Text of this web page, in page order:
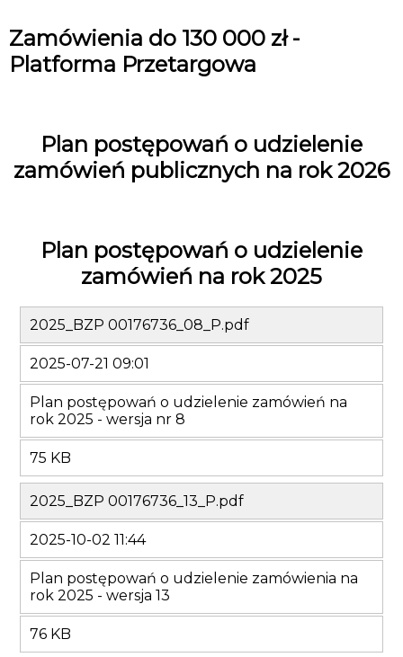
Zamówienia do 130 000 zł -
Platforma Przetargowa
Plan postępowań o udzielenie
zamówień publicznych na rok 2026
Plan postępowań o udzielenie
zamówień na rok 2025
2025_BZP 00176736_08_P.pdf
2025-07-21 09:01
Plan postępowań o udzielenie zamówień na
rok 2025 - wersja nr 8
75 KB
2025_BZP 00176736_13_P.pdf
2025-10-02 11:44
Plan postępowań o udzielenie zamówienia na
rok 2025 - wersja 13
76 KB